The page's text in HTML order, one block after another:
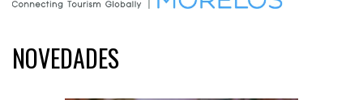
NOVEDADES